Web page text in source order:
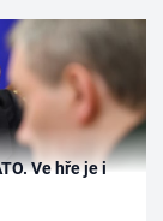
Ve hře je i